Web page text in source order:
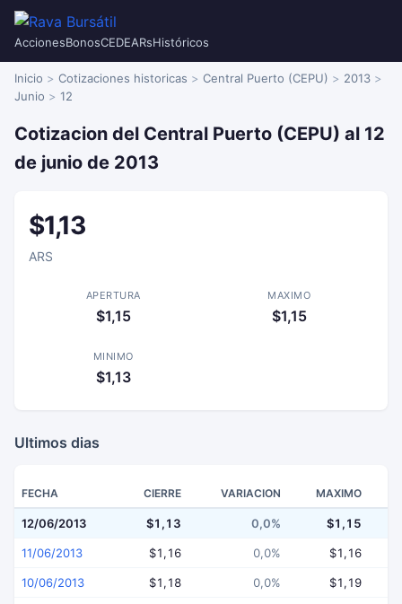
AccionesBonosCEDEARsHistóricos
Inicio Cotizaciones historicas Central Puerto (CEPU)
2013
Junio
12
Cotizacion del Central Puerto (CEPU) al 12
de junio de 2013
$1,13
ARS
APERTURA
$1,15
MAXIMO
$1,15
MINIMO
$1,13
Ultimos dias
FECHA CIERRE VARIACION MAXIMO
12/06/2013 $1,13 0,0% $1,15
11/06/2013 $1,16 0,0% $1,16
10/06/2013 $1,18 0,0% $1,19